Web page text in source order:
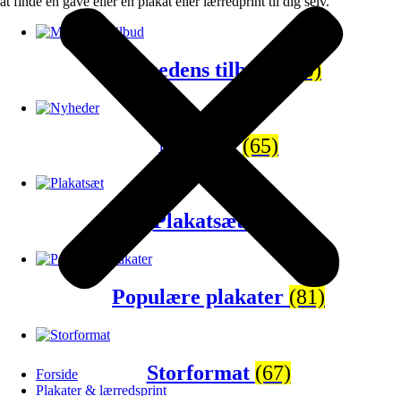
Forside
Plakater & lærredsprint
Månedens tilbud (120)
Nyheder(65)
Plakatsæt
Populære plakater (81)
Storformat (67)